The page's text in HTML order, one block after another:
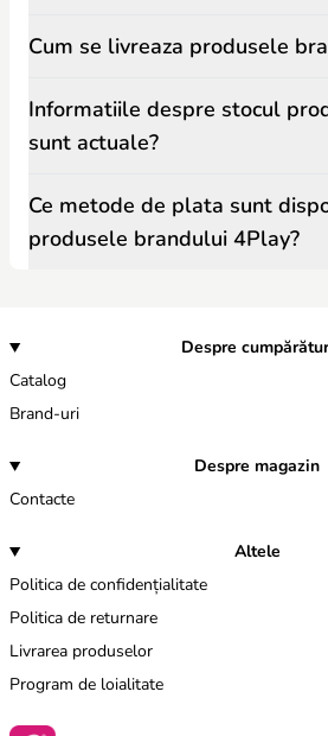
Cum se livreaza produsele
Informatiile despre stocul
sunt actuale?
Ce metode de plata sunt
produsele brandului 4Play?
Despre
Catalog
Brand-uri
Despre magazin
Contacte
Altele
Politica de confidențialitate
Politica de returnare
Livrarea produselor
Program de loialitate